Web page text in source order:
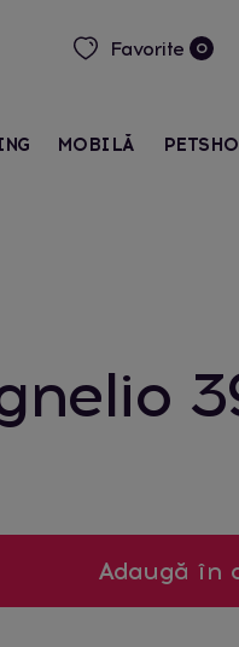
Favorite 0
MOBILĂ
Adaugă în